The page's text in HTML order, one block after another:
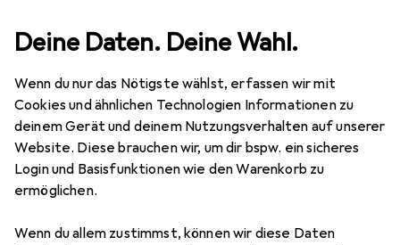
Deine Daten. Deine Wahl.
Wenn du nur das Nötigste wählst, erfassen wir mit
Cookies und ähnlichen Technologien Informationen zu
deinem Gerät und deinem Nutzungsverhalten auf unserer
Website. Diese brauchen wir, um dir bspw. ein sicheres
Login und Basisfunktionen wie den Warenkorb zu
ermöglichen.
Wenn du allem zustimmst, können wir diese Daten
Bondage + Fetisch BDSM Zubehör Rimba Mundknebel
2 Bilder
MENGENRABATT
RimbaMundknebel
EUR
14,88